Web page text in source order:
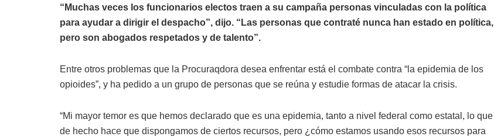
“Muchas veces los funcionarios electos traen a su campaña personas vinculadas con la política
para ayudar a dirigir el despacho”, dijo. “Las personas que contraté nunca han estado en política,
pero son abogados respetados y de talento”.
Entre otros problemas que la Procuraqdora desea enfrentar está el combate contra “la epidemia de los
opioides”, y ha pedido a un grupo de personas que se reúna y estudie formas de atacar la crisis.
“Mi mayor temor es que hemos declarado que es una epidemia, tanto a nivel federal como estatal, lo que
de hecho hace que dispongamos de ciertos recursos, pero ¿cómo estamos usando esos recursos para